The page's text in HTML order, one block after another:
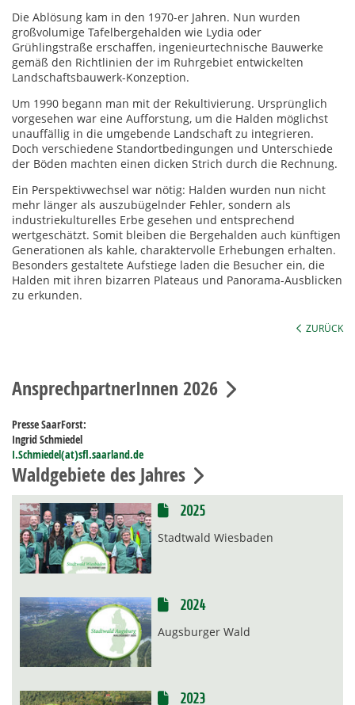
Die Ablösung kam in den 1970-er Jahren. Nun wurden
großvolumige Tafelbergehalden wie Lydia oder
Grühlingstraße erschaffen, ingenieurtechnische Bauwerke
gemäß den Richtlinien der im Ruhrgebiet entwickelten
Landschaftsbauwerk-Konzeption.
Um 1990 begann man mit der Rekultivierung. Ursprünglich
vorgesehen war eine Aufforstung, um die Halden möglichst
unauffällig in die umgebende Landschaft zu integrieren.
Doch verschiedene Standortbedingungen und Unterschiede
der Böden machten einen dicken Strich durch die Rechnung.
Ein Perspektivwechsel war nötig: Halden wurden nun nicht
mehr länger als auszubügelnder Fehler, sondern als
industriekulturelles Erbe gesehen und entsprechend
wertgeschätzt. Somit bleiben die Bergehalden auch künftigen
Generationen als kahle, charaktervolle Erhebungen erhalten.
Besonders gestaltete Aufstiege laden die Besucher ein, die
Halden mit ihren bizarren Plateaus und Panorama-Ausblicken
zu erkunden.
ZURÜCK
AnsprechpartnerInnen 2026
Presse SaarForst:
Ingrid Schmiedel
I.Schmiedel(at)sfl.saarland.de
Waldgebiete des Jahres
2025
Stadtwald Wiesbaden
2024
Augsburger Wald
2023